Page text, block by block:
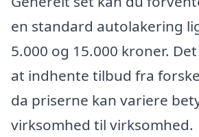
en standard autolakering
5.000 og 15.000 kroner.
at indhente tilbud fra
da priserne kan variere
virksomhed til virksomhed.